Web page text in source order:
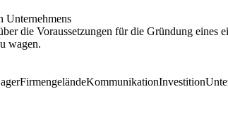
Unternehmens
die Voraussetzungen für die Gründung eines
wagen.
FirmengeländeKommunikationInvestition